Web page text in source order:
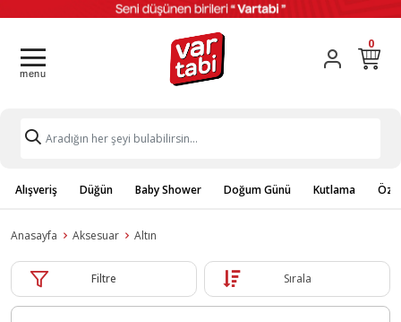
0
Alışveriş Düğün Baby Shower Doğum Günü Kutlama
Anasayfa Aksesuar Altın
Filtre Sırala